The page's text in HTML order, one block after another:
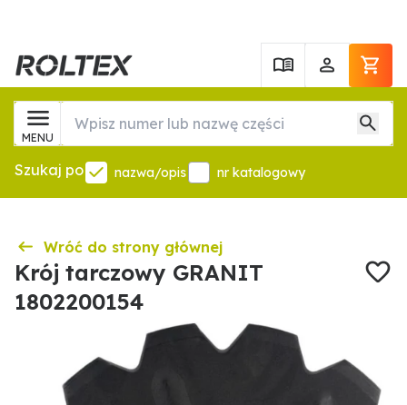
MENU
Szukaj po nazwa/opis nr katalogowy
Wróć do strony głównej
Krój tarczowy GRANIT
1802200154